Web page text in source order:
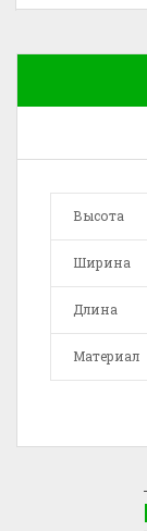
Высота
Ширина
Длина
Материал